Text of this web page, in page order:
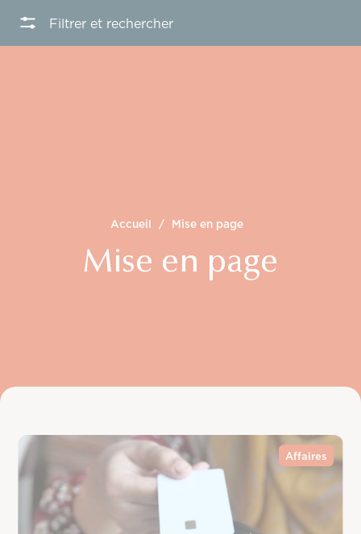
Accueil / Mise en page
Mise en page
Affaires
Filtrer et rechercher